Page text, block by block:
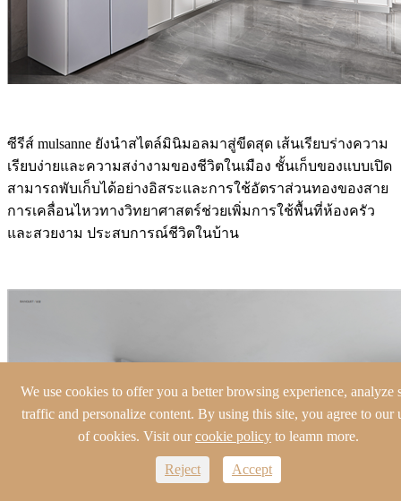
ซีรีส์ mulsanne ยังนำสไตล์มินิมอลมาสู่ขีดสุด เส้นเรียบร่างความ
เรียบง่ายและความสง่างามของชีวิตในเมือง ชั้นเก็บของแบบเปิด
สามารถพับเก็บได้อย่างอิสระและการใช้อัตราส่วนทองของสาย
การเคลื่อนไหวทางวิทยาศาสตร์ช่วยเพิ่มการใช้พื้นที่ห้องครัว
และสวยงาม ประสบการณ์ชีวิตในบ้าน
We use cookies to offer you a better browsing experience, analyze
traffic and personalize content. By using this site, you agree to our
of cookies. Visit ourcookie policy to leamn more.
Reject Accept